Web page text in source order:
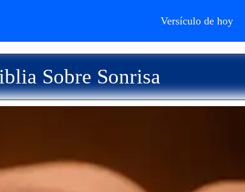
Versículo de hoy
Sobre Sonrisa